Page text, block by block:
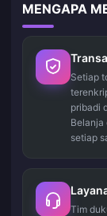
MENGAPA
Setiap
pribadi
setiap
Tim